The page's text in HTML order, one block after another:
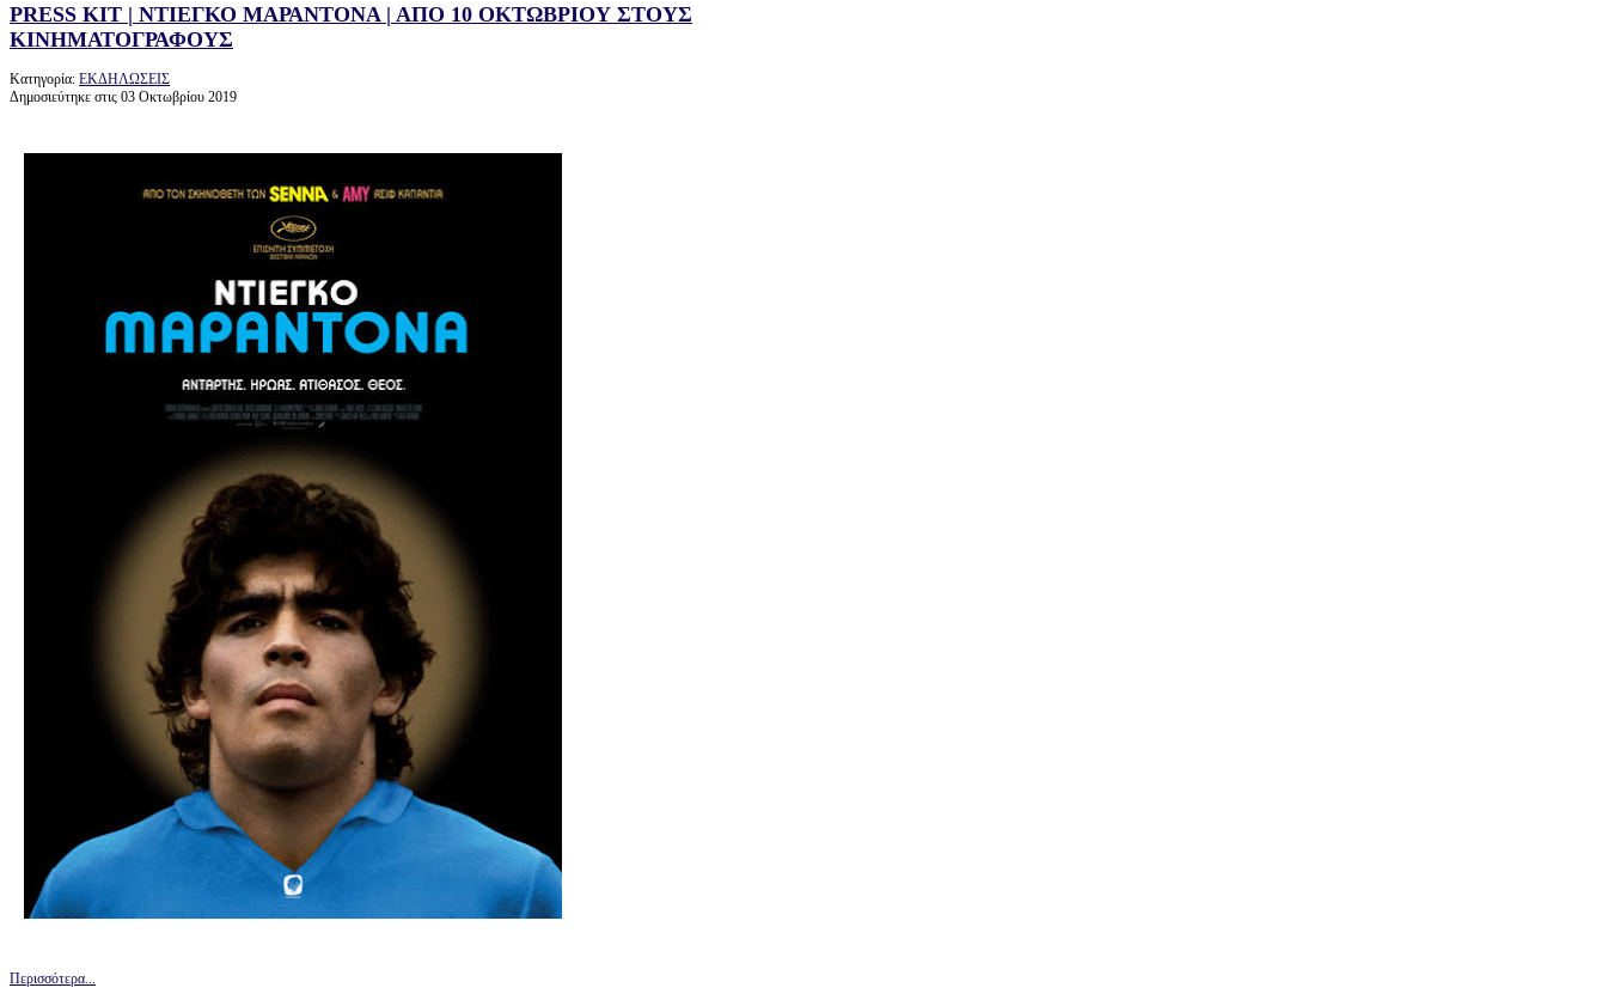
PRESS KIT | ΝΤΙΕΓΚΟ ΜΑΡΑΝΤΟΝΑ | ΑΠΟ 10 ΟΚΤΩΒΡΙΟΥ ΣΤΟΥΣ
ΚΙΝΗΜΑΤΟΓΡΑΦΟΥΣ
Κατηγορία: ΕΚΔΗΛΩΣΕΙΣ
Δημοσιεύτηκε στις 03 Οκτωβρίου 2019
Περισσότερα...